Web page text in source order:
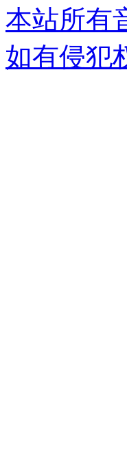
本站所有
如有侵犯